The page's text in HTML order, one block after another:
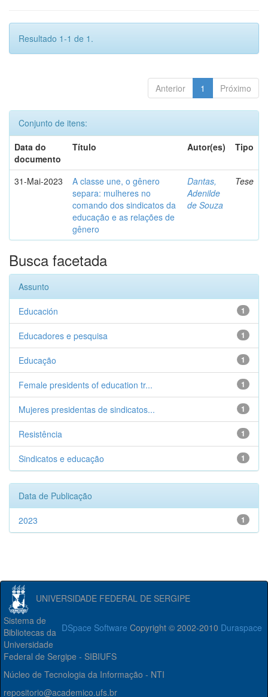
Resultado 1-1 de 1.
Anterior 1 Próximo
Conjunto de itens:
Data do
documento
Título Autor(es) Tipo
31-Mai-2023
A classe une, o gênero
separa: mulheres no
comando dos sindicatos da
educação e as relações de
gênero
Dantas,
Adenilde
de Souza
Tese
Busca facetada
Assunto
1
Educación
1
Educadores e pesquisa
1
Educação
1
Female presidents of education tr...
1
Mujeres presidentas de sindicatos...
1
Resistência
1
Sindicatos e educação
Data de Publicação
1
2023
UNIVERSIDADE FEDERAL DE SERGIPE
DSpace Software Copyright © 2002-2010 Duraspace
Sistema de
Bibliotecas da
Universidade
Federal de Sergipe - SIBIUFS
Núcleo de Tecnologia da Informação - NTI
repositorio@academico.ufs.br